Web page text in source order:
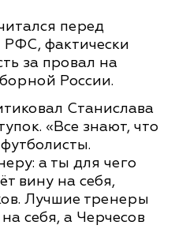
перед
РФС, фактически
за провал на
России.
Станислава
«Все знают, что
а ты для чего
вину на себя,
Лучшие тренеры
себя, а Черчесов